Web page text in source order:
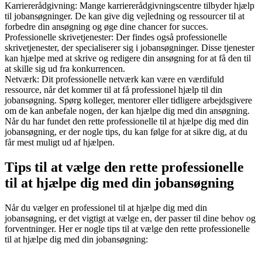
Karriererådgivning: Mange karriererådgivningscentre tilbyder hjælp
til jobansøgninger. De kan give dig vejledning og ressourcer til at
forbedre din ansøgning og øge dine chancer for succes.
Professionelle skrivetjenester: Der findes også professionelle
skrivetjenester, der specialiserer sig i jobansøgninger. Disse tjenester
kan hjælpe med at skrive og redigere din ansøgning for at få den til
at skille sig ud fra konkurrencen.
Netværk: Dit professionelle netværk kan være en værdifuld
ressource, når det kommer til at få professionel hjælp til din
jobansøgning. Spørg kolleger, mentorer eller tidligere arbejdsgivere
om de kan anbefale nogen, der kan hjælpe dig med din ansøgning.
Når du har fundet den rette professionelle til at hjælpe dig med din
jobansøgning, er der nogle tips, du kan følge for at sikre dig, at du
får mest muligt ud af hjælpen.
Tips til at vælge den rette professionelle
til at hjælpe dig med din jobansøgning
Når du vælger en professionel til at hjælpe dig med din
jobansøgning, er det vigtigt at vælge en, der passer til dine behov og
forventninger. Her er nogle tips til at vælge den rette professionelle
til at hjælpe dig med din jobansøgning: